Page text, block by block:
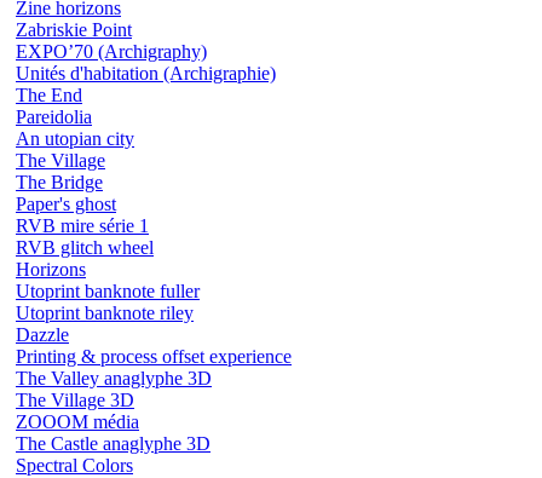
Zine horizons
Zabriskie Point
EXPO’70 (Archigraphy)
Unités d'habitation (Archigraphie)
The End
Pareidolia
An utopian city
The Village
The Bridge
Paper's ghost
RVB mire série 1
RVB glitch wheel
Horizons
Utoprint banknote fuller
Utoprint banknote riley
Dazzle
Printing & process offset experience
The Valley anaglyphe 3D
The Village 3D
ZOOOM média
The Castle anaglyphe 3D
Spectral Colors